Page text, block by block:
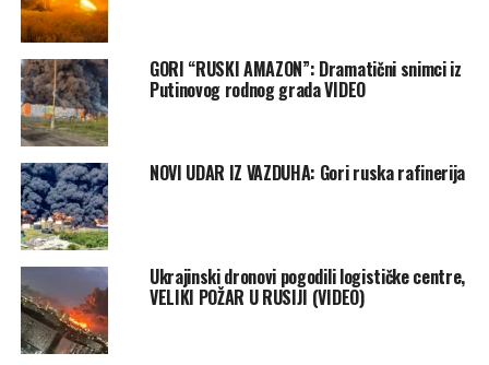
GORI “RUSKI AMAZON”: Dramatični snimci iz
Putinovog rodnog grada VIDEO
NOVI UDAR IZ VAZDUHA: Gori ruska rafinerija
Ukrajinski dronovi pogodili logističke centre,
VELIKI POŽAR U RUSIJI (VIDEO)